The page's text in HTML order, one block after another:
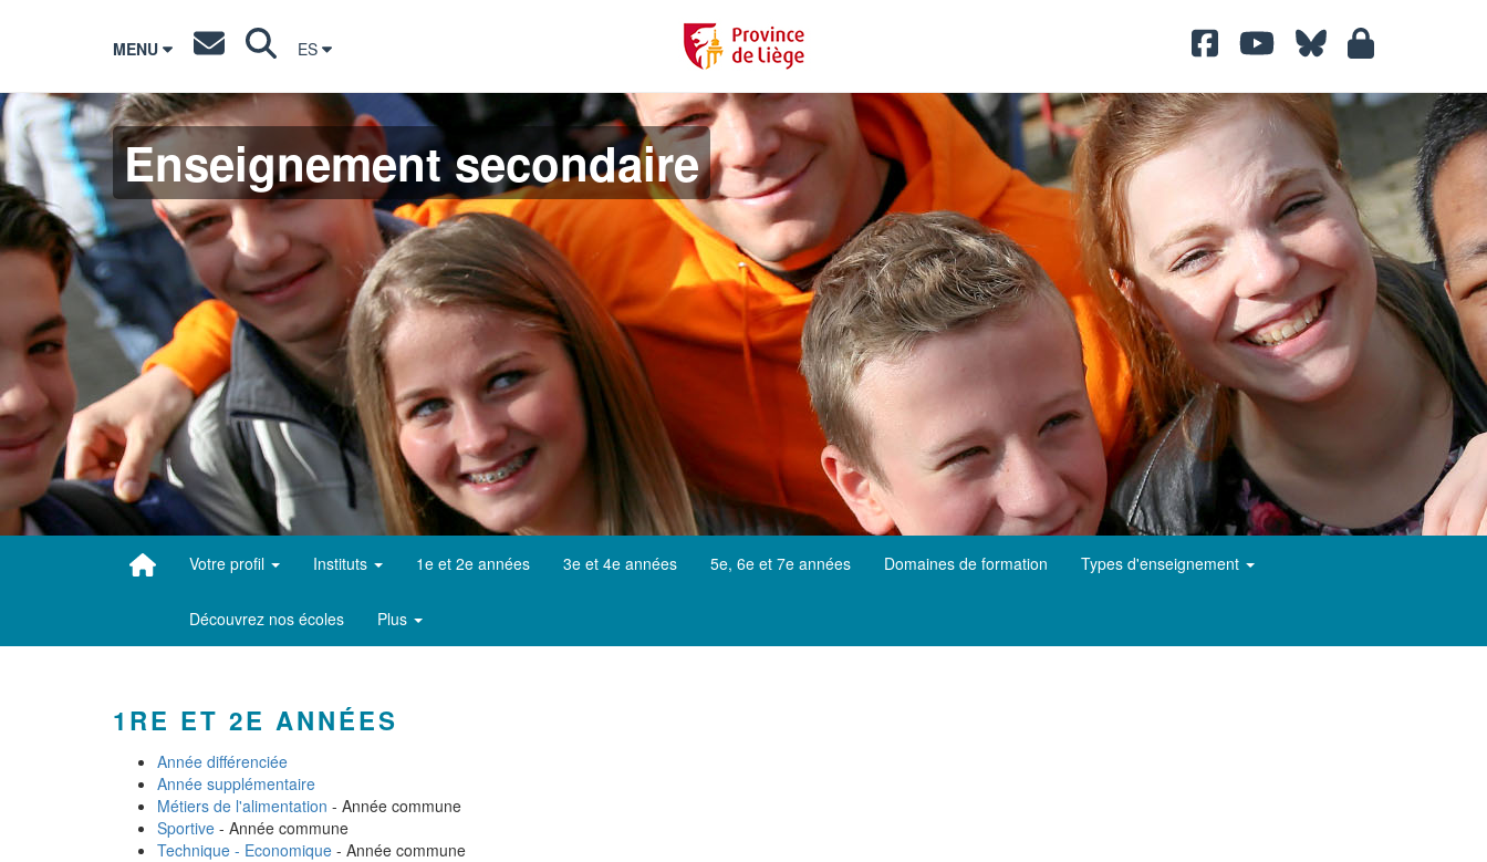
MENU ES
Enseignement secondaire
Votre profil Instituts 1e et 2e années 3e et 4e années 5e, 6e et 7e années Domaines de formation Types d'enseignement
Découvrez nos écoles Plus
1RE ET 2E ANNÉES
Année différenciée
Année supplémentaire
Métiers de l'alimentation - Année commune
Sportive - Année commune
Technique - Economique - Année commune